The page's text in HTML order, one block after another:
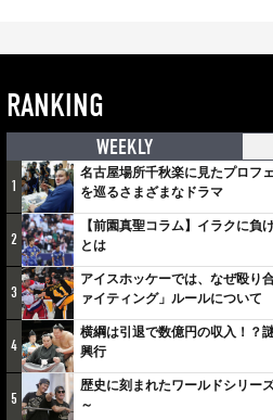
RANKING
WEEKLY
1
名古屋場所千秋楽に見たプロフ
を巡るさまざまなドラマ
2
【前園真聖コラム】イラクに負
とは
3
アイスホッケーでは、なぜ殴
ァイティング」ルールについて
4
横綱は引退で数億円の収入！？
興行
5
歴史に刻まれたワールドシリー
～